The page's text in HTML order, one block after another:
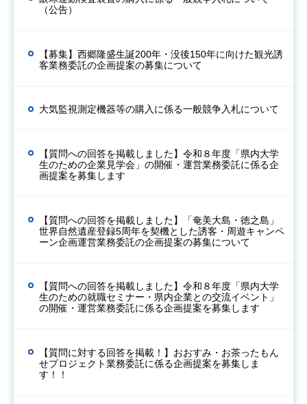
（公告）
【募集】西郷隆盛生誕200年・没後150年に向けた観光誘
客業務委託の企画提案の募集について
大気監視測定機器等の購入に係る一般競争入札について
【質問への回答を掲載しました】令和８年度「県内大学
生のための企業見学会」の開催・運営業務委託に係る企
画提案を募集します
【質問への回答を掲載しました】「奄美大島・徳之島」
世界自然遺産登録5周年を契機とした誘客・周遊キャンペ
ーン企画運営業務委託の企画提案の募集について
【質問への回答を掲載しました】令和８年度「県内大学
生のための就職セミナー・県内企業との交流イベント」
の開催・運営業務委託に係る企画提案を募集します
【質問に対する回答を掲載！】おおすみ・お茶ったもん
せプロジェクト業務委託に係る企画提案を募集しま
す！！